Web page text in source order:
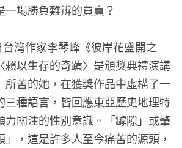
場勝負難辨的買賣？
灣作家李琴峰《彼岸花盛開之
賴以生存的奇蹟〉是頒獎典禮演講
所苦的她，在獲獎作品中虛構了一
三種語言，皆回應東亞歷史地理特
力關注的性別意識。「罅隙」或肇
，這是許多人至今痛苦的源頭，